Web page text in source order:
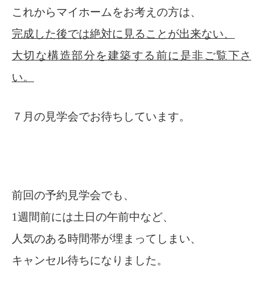
これからマイホームをお考えの方は、
完成した後では絶対に見ることが出来ない、
大切な構造部分を建築する前に是非ご覧下さ
い。
７月の見学会でお待ちしています。
前回の予約見学会でも、
1週間前には土日の午前中など、
人気のある時間帯が埋まってしまい、
キャンセル待ちになりました。